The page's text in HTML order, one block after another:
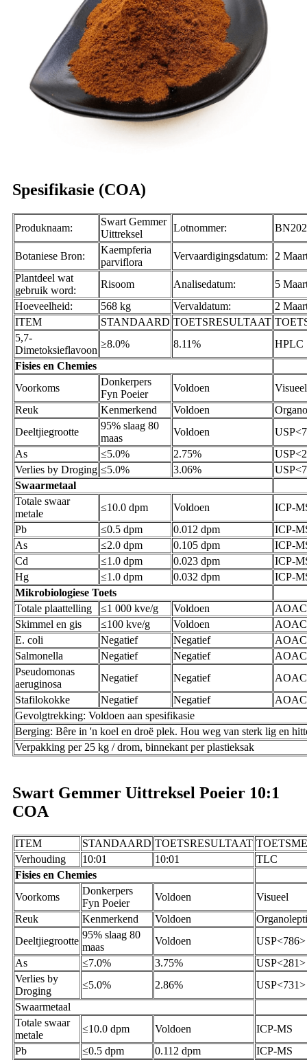
Spesifikasie (COA)
Produknaam:
Swart Gemmer
Uittreksel
Lotnommer:
Botaniese Bron:
Kaempferia
parviflora
Vervaardigingsdatum:
2
Plantdeel wat
gebruik word:
Risoom Analisedatum:
5
Hoeveelheid:
568 kg Vervaldatum:
2
ITEM
STANDAARD TOETSRESULTAAT
5,7-
Dimetoksieflavoon
≥8.0% 8.11%
HPLC
Fisies en Chemies
Voorkoms
Donkerpers
Fyn Poeier
Voldoen
Visueel
Reuk
Kenmerkend Voldoen
Deeltjiegrootte
95% slaag 80
maas
Voldoen
As
≤5.0% 2.75%
Verlies by Droging ≤5.0% 3.06%
Swaarmetaal
Totale swaar
metale
≤10.0 dpm Voldoen
ICP-
Pb
≤0.5 dpm 0.012 dpm
ICP-
As
≤2.0 dpm 0.105 dpm
ICP-
Cd
≤1.0 dpm 0.023 dpm
ICP-
Hg
≤1.0 dpm 0.032 dpm
ICP-
Mikrobiologiese Toets
Totale plaattelling
≤1 000 kve/g Voldoen
AOAC
Skimmel en gis
≤100 kve/g Voldoen
AOAC
E. coli
Negatief Negatief
AOAC
Salmonella
Negatief Negatief
AOAC
Pseudomonas
aeruginosa
Negatief Negatief
AOAC
Stafilokokke
Negatief Negatief
AOAC
Gevolgtrekking: Voldoen aan spesifikasie
Berging: Bêre in 'n koel en droë plek. Hou weg van sterk lig en
Verpakking per 25 kg / drom, binnekant per plastieksak
Swart Gemmer Uittreksel Poeier 10:1
COA
ITEM STANDAARD TOETSRESULTAAT
Verhouding
10:01 10:01
TLC
Fisies en Chemies
Voorkoms
Donkerpers
Fyn Poeier
Voldoen
Visueel
Reuk
Kenmerkend Voldoen
Deeltjiegrootte
95% slaag 80
maas
Voldoen
USP<786>
As
≤7.0% 3.75%
USP<281>
Verlies by
Droging
≤5.0% 2.86%
USP<731>
Swaarmetaal
Totale swaar
metale
≤10.0 dpm Voldoen
ICP-MS
Pb
≤0.5 dpm 0.112 dpm
ICP-MS